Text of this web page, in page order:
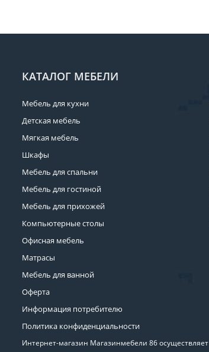
КАТАЛОГ МЕБЕЛИ
Мебель для кухни
Детская мебель
Мягкая мебель
Шкафы
Мебель для спальни
Мебель для гостиной
Мебель для прихожей
Компьютерные столы
Офисная мебель
Матрасы
Мебель для ванной
Оферта
Информация потребителю
Политика конфиденциальности
Интернет-магазин Магазинмебели 86